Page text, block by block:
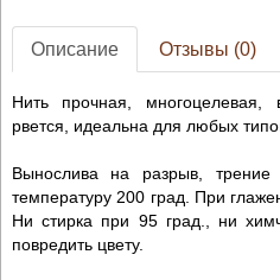
Описание Отзывы (0)
Нить прочная,
рвется, идеальна для любых
Вынослива на разрыв,
температуру 200 град. При
Ни стирка при 95 град., ни
повредить цвету.